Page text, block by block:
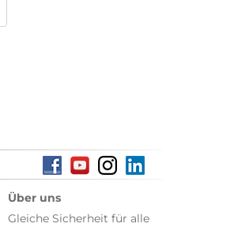
Über uns
Gleiche Sicherheit für alle